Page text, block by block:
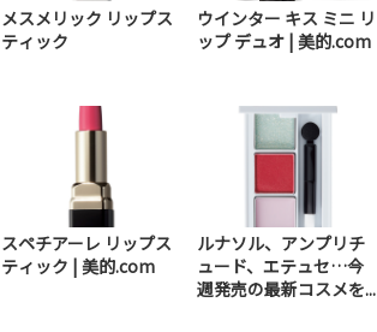
メスメリック リップス
ティック
ウインター キス ミニ リ
ップ デュオ | 美的.com
スペチアーレ リップス
ティック | 美的.com
ルナソル、アンプリチ
ュード、エテュセ…今
週発売の最新コスメを...